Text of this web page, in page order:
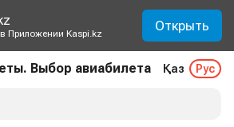
Приложении Kaspi.kz Открыть
Выбор авиабилета Қаз Рус